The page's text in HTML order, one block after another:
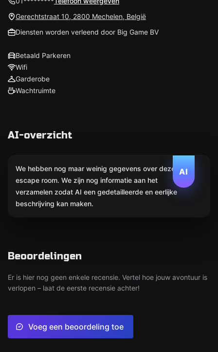
Gerechtstraat 10, 2800 Mechelen, België
Diensten worden verleend door Big Game BV
Betaald Parkeren
Wifi
Garderobe
Wachtruimte
AI-overzicht
AI
We hebben nog maar weinig gegevens over deze
escape room. We zijn nog informatie aan het
verzamelen zodat AI een gedetailleerde en eerlijke
beschrijving kan maken.
Beoordelingen
Er is hier nog geen enkele recensie. Vertel hoe jouw avontuur is
verlopen – laat de eerste recensie achter!
Voeg een beoordeling toe